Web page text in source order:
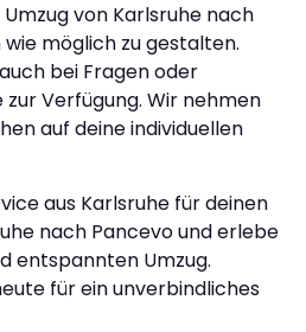
Umzug von Karlsruhe nach
möglich zu gestalten.
bei Fragen oder
Verfügung. Wir nehmen
auf deine individuellen
aus Karlsruhe für deinen
nach Pancevo und erlebe
entspannten Umzug.
für ein unverbindliches